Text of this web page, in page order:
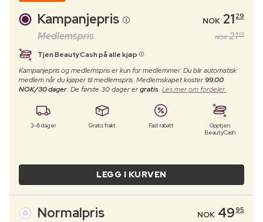
Kampanjepris NOK 21 29
Medlemspris NOK 2195
Tjen BeautyCash på alle kjøp
Kampanjepris og medlemspris er kun for medlemmer. Du blir automatisk
medlem når du kjøper til medlemspris. Medlemskapet koster99.00
NOK/30 dager. De første 30 dager ergratis. Les mer om fordeler.
3–6 dager Gratis frakt Fast rabatt
Opptjen
BeautyCash
LEGG I KURVEN
Normalpris NOK 4995